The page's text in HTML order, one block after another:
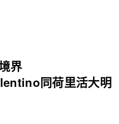
界
同荷里活大明